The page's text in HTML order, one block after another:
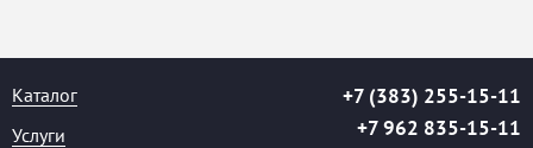
Каталог
Услуги
+7 (383) 255-15-11
+7 962 835-15-11